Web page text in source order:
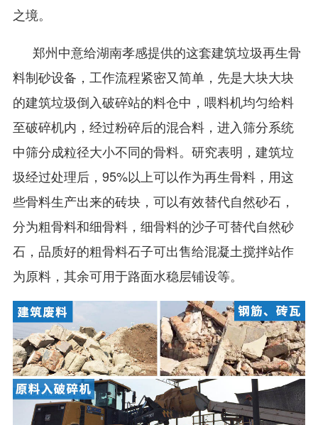
之境。
郑州中意给湖南孝感提供的这套建筑垃圾再生骨
料制砂设备，工作流程紧密又简单，先是大块大块
的建筑垃圾倒入破碎站的料仓中，喂料机均匀给料
至破碎机内，经过粉碎后的混合料，进入筛分系统
中筛分成粒径大小不同的骨料。研究表明，建筑垃
圾经过处理后，95%以上可以作为再生骨料，用这
些骨料生产出来的砖块，可以有效替代自然砂石，
分为粗骨料和细骨料，细骨料的沙子可替代自然砂
石，品质好的粗骨料石子可出售给混凝土搅拌站作
为原料，其余可用于路面水稳层铺设等。